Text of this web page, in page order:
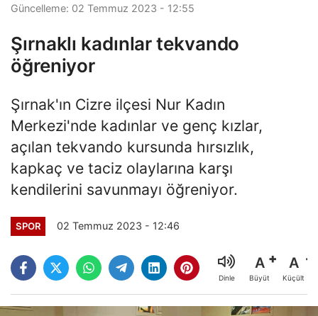
Güncelleme: 02 Temmuz 2023 - 12:55
Şırnaklı kadınlar tekvando
öğreniyor
Şırnak'ın Cizre ilçesi Nur Kadın
Merkezi'nde kadınlar ve genç kızlar,
açılan tekvando kursunda hırsızlık,
kapkaç ve taciz olaylarına karşı
kendilerini savunmayı öğreniyor.
SPOR 02 Temmuz 2023 - 12:46
Dinle
A
Büyüt
A
Küçült